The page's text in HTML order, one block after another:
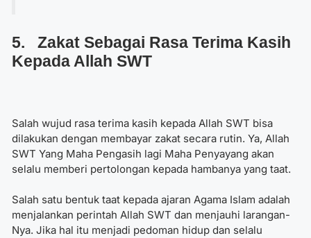
5. Zakat Sebagai Rasa Terima Kasih
Kepada Allah SWT
Salah wujud rasa terima kasih kepada Allah SWT bisa
dilakukan dengan membayar zakat secara rutin. Ya, Allah
SWT Yang Maha Pengasih lagi Maha Penyayang akan
selalu memberi pertolongan kepada hambanya yang taat.
Salah satu bentuk taat kepada ajaran Agama Islam adalah
menjalankan perintah Allah SWT dan menjauhi larangan-
Nya. Jika hal itu menjadi pedoman hidup dan selalu